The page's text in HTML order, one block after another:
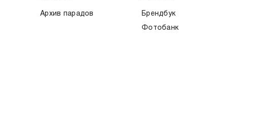
Архив парадов Брендбук
Фотобанк